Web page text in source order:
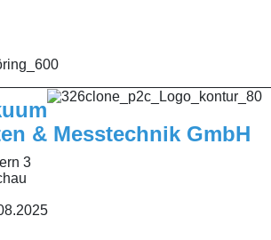
& Messtechnik GmbH
3